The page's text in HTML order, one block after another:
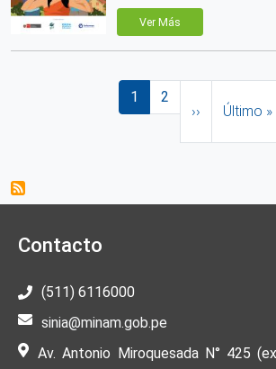
Ver Más
Página actual
1 Página
2
››
Último »
Contacto
(511) 6116000
sinia@minam.gob.pe
Av. Antonio Miroquesada N° 425